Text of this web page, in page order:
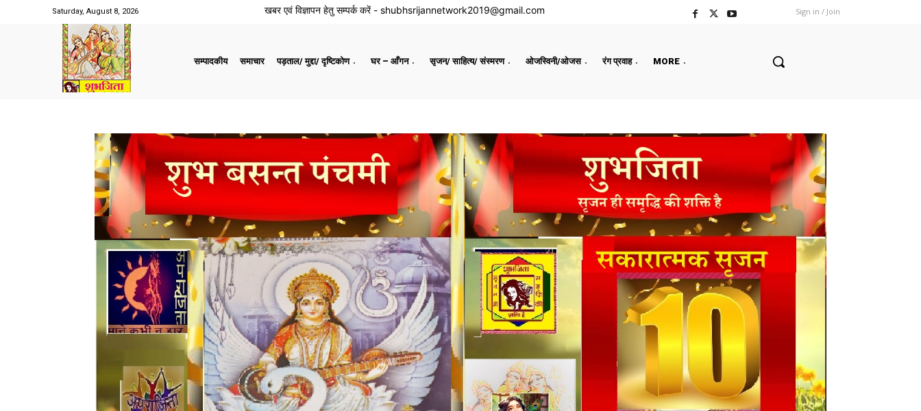
Saturday, August 8, 2026 खबर एवं विज्ञापन हेतु सम्पर्क करें - shubhsrijannetwork2019@gmail.com Sign in / Join
सम्पादकीय समाचार पड़ताल/ मुद्दा/ दृष्टिकोण घर – आँगन सृजन/ साहित्य/ संस्मरण ओजस्विनी/ओजस रंग प्रवाह MORE